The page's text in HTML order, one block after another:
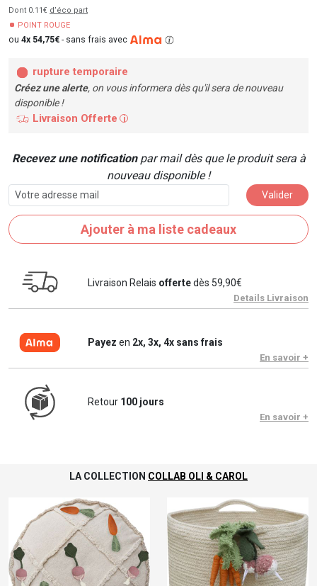
Dont 0.11€ d’éco part
POINT ROUGE
ou 4x 54,75€ - sans frais avec
rupture temporaire
Créez une alerte, on vous informera dès qu'il sera de nouveau
disponible !
Livraison Offerte i
Recevez une notificationpar mail dès que le produit sera à
nouveau disponible !
Valider
Ajouter à ma liste cadeaux
Livraison Relais offertedès 59,90€
Details Livraison
Payez en 2x, 3x, 4x sans frais
En savoir +
Retour 100 jours
En savoir +
LA COLLECTION COLLAB OLI & CAROL